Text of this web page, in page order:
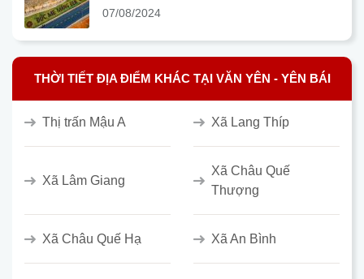
07/08/2024
THỜI TIẾT ĐỊA ĐIỂM KHÁC TẠI VĂN YÊN - YÊN BÁI
Thị trấn Mậu A Xã Lang Thíp
Xã Lâm Giang
Xã Châu Quế
Thượng
Xã Châu Quế Hạ Xã An Bình